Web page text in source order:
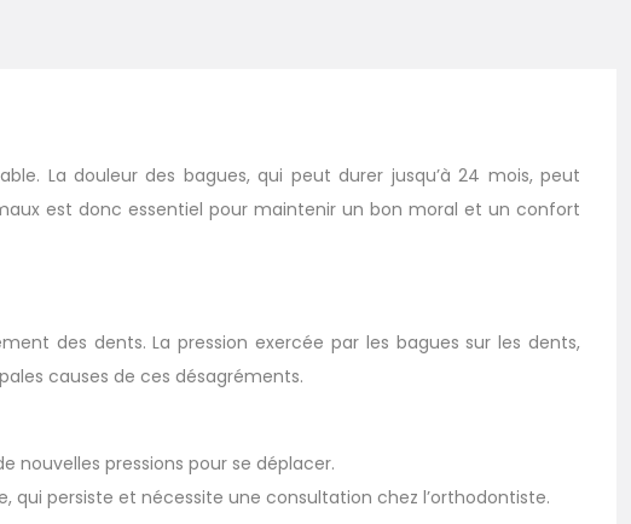
La douleur des bagues, qui peut durer jusqu’à 24 mois, peut
est donc essentiel pour maintenir un bon moral et un confort
des dents. La pression exercée par les bagues sur les dents,
causes de ces désagréments.
nouvelles pressions pour se déplacer.
qui persiste et nécessite une consultation chez l’orthodontiste.